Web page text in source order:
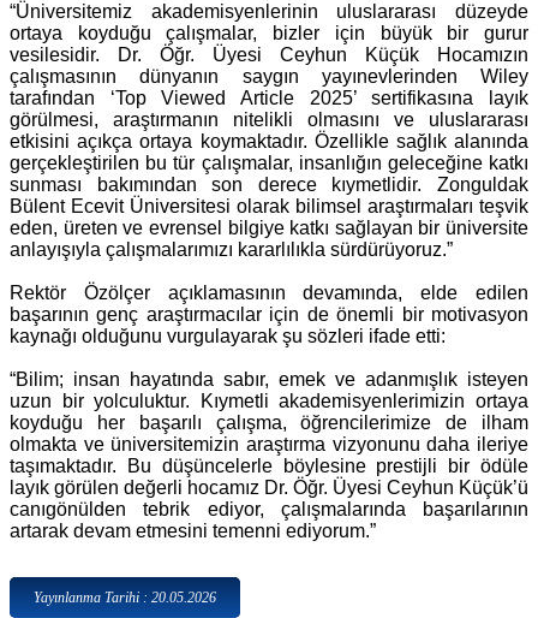
“Üniversitemiz akademisyenlerinin uluslararası düzeyde
ortaya koyduğu çalışmalar, bizler için büyük bir gurur
vesilesidir. Dr. Öğr. Üyesi Ceyhun Küçük Hocamızın
çalışmasının dünyanın saygın yayınevlerinden Wiley
tarafından ‘Top Viewed Article 2025’ sertifikasına layık
görülmesi, araştırmanın nitelikli olmasını ve uluslararası
etkisini açıkça ortaya koymaktadır. Özellikle sağlık alanında
gerçekleştirilen bu tür çalışmalar, insanlığın geleceğine katkı
sunması bakımından son derece kıymetlidir. Zonguldak
Bülent Ecevit Üniversitesi olarak bilimsel araştırmaları teşvik
eden, üreten ve evrensel bilgiye katkı sağlayan bir üniversite
anlayışıyla çalışmalarımızı kararlılıkla sürdürüyoruz.”
Rektör Özölçer açıklamasının devamında, elde edilen
başarının genç araştırmacılar için de önemli bir motivasyon
kaynağı olduğunu vurgulayarak şu sözleri ifade etti:
“Bilim; insan hayatında sabır, emek ve adanmışlık isteyen
uzun bir yolculuktur. Kıymetli akademisyenlerimizin ortaya
koyduğu her başarılı çalışma, öğrencilerimize de ilham
olmakta ve üniversitemizin araştırma vizyonunu daha ileriye
taşımaktadır. Bu düşüncelerle böylesine prestijli bir ödüle
layık görülen değerli hocamız Dr. Öğr. Üyesi Ceyhun Küçük’ü
canıgönülden tebrik ediyor, çalışmalarında başarılarının
artarak devam etmesini temenni ediyorum.”
Yayınlanma Tarihi : 20.05.2026